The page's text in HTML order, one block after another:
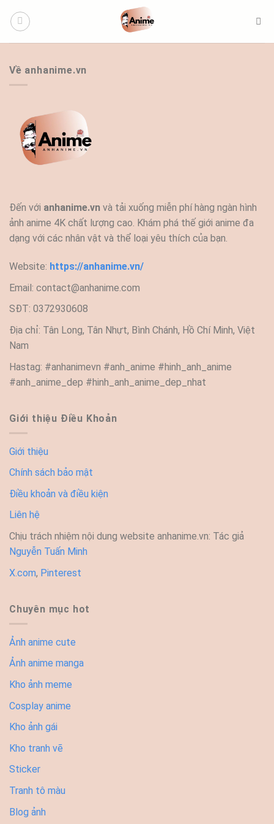
qua
Về anhanime.vn
Đến với anhanime.vn và tải xuống miễn phí hàng ngàn hình
ảnh anime 4K chất lượng cao. Khám phá thế giới anime đa
dạng với các nhân vật và thể loại yêu thích của bạn.
Website: https://anhanime.vn/
Email: contact@anhanime.com
SĐT: 0372930608
Địa chỉ: Tân Long, Tân Nhựt, Bình Chánh, Hồ Chí Minh, Việt
Nam
Hastag: #anhanimevn #anh_anime #hinh_anh_anime
#anh_anime_dep #hinh_anh_anime_dep_nhat
Giới thiệu Điều Khoản
Giới thiệu
Chính sách bảo mật
Điều khoản và điều kiện
Liên hệ
Chịu trách nhiệm nội dung website anhanime.vn: Tác giả
Nguyễn Tuấn Minh
X.com, Pinterest
Chuyên mục hot
Ảnh anime cute
Ảnh anime manga
Kho ảnh meme
Cosplay anime
Kho ảnh gái
Kho tranh vẽ
Sticker
Tranh tô màu
Blog ảnh